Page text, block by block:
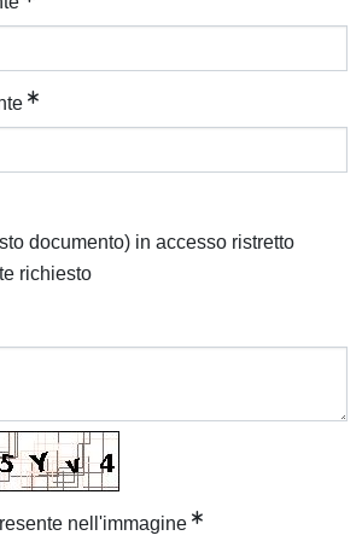
documento) in accesso ristretto
richiesto
nell'immagine